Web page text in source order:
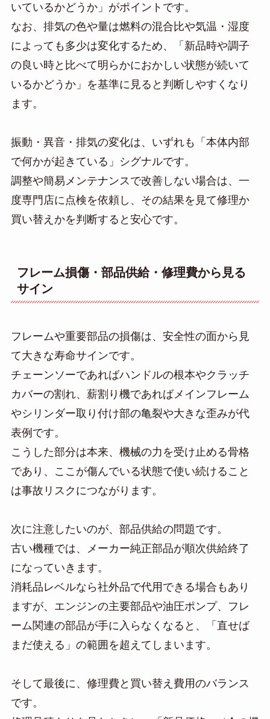
いているかどうか」がポイントです。
なお、排気の色や量は燃料の混合比や気温・湿度
によっても多少は変化するため、「新品時や調子
の良い時と比べて明らかにおかしい状態が続いて
いるかどうか」を基準に見ると判断しやすくなり
ます。
振動・異音・排気の変化は、いずれも「本体内部
で何かが起きている」シグナルです。
調整や簡易メンテナンスで改善しない場合は、一
度専門店に点検を依頼し、その結果を見て修理か
買い替えかを判断すると安心です。
フレーム損傷・部品供給・修理費から見る
サイン
フレームや重要部品の損傷は、安全性の面から見
て大きな寿命サインです。
チェーンソーであればハンドルの根本やクラッチ
カバーの割れ、薪割り機であればメインフレーム
やシリンダー取り付け部の亀裂や大きな歪みが代
表例です。
こうした部分は本来、機械の力を受け止める骨格
であり、ここが傷んでいる状態で使い続けること
は事故リスクにつながります。
次に注意したいのが、部品供給の問題です。
古い機種では、メーカー純正部品が順次供給終了
になっていきます。
消耗品レベルなら社外品で代用できる場合もあり
ますが、エンジンの主要部品や油圧ポンプ、フレ
ーム関連の部品が手に入らなくなると、「直せば
まだ使える」の範囲を超えてしまいます。
そして最後に、修理費と買い替え費用のバランス
です。